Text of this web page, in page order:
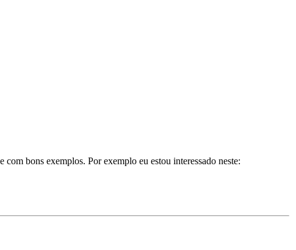
bons exemplos. Por exemplo eu estou interessado neste: